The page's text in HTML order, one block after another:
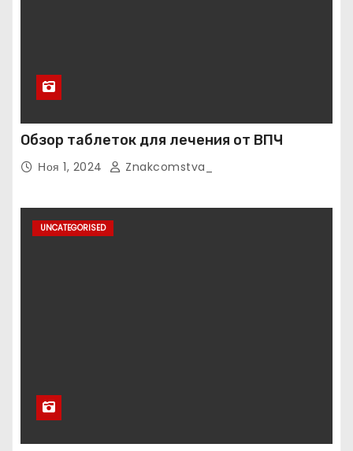
Обзор таблеток для лечения от ВПЧ
Ноя 1, 2024 Znakcomstva_
UNCATEGORISED